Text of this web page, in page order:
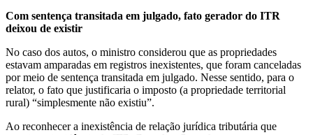
Com sentença transitada em julgado, fato gerador do ITR
deixou de existir
No caso dos autos, o ministro considerou que as propriedades
estavam amparadas em registros inexistentes, que foram canceladas
por meio de sentença transitada em julgado. Nesse sentido, para o
relator, o fato que justificaria o imposto (a propriedade territorial
rural) “simplesmente não existiu”.
Ao reconhecer a inexistência de relação jurídica tributária que